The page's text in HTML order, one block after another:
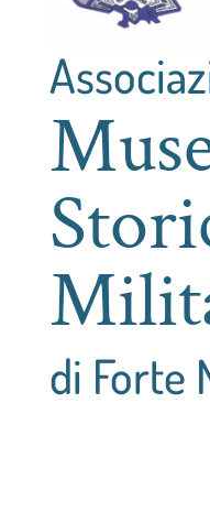
di Forte